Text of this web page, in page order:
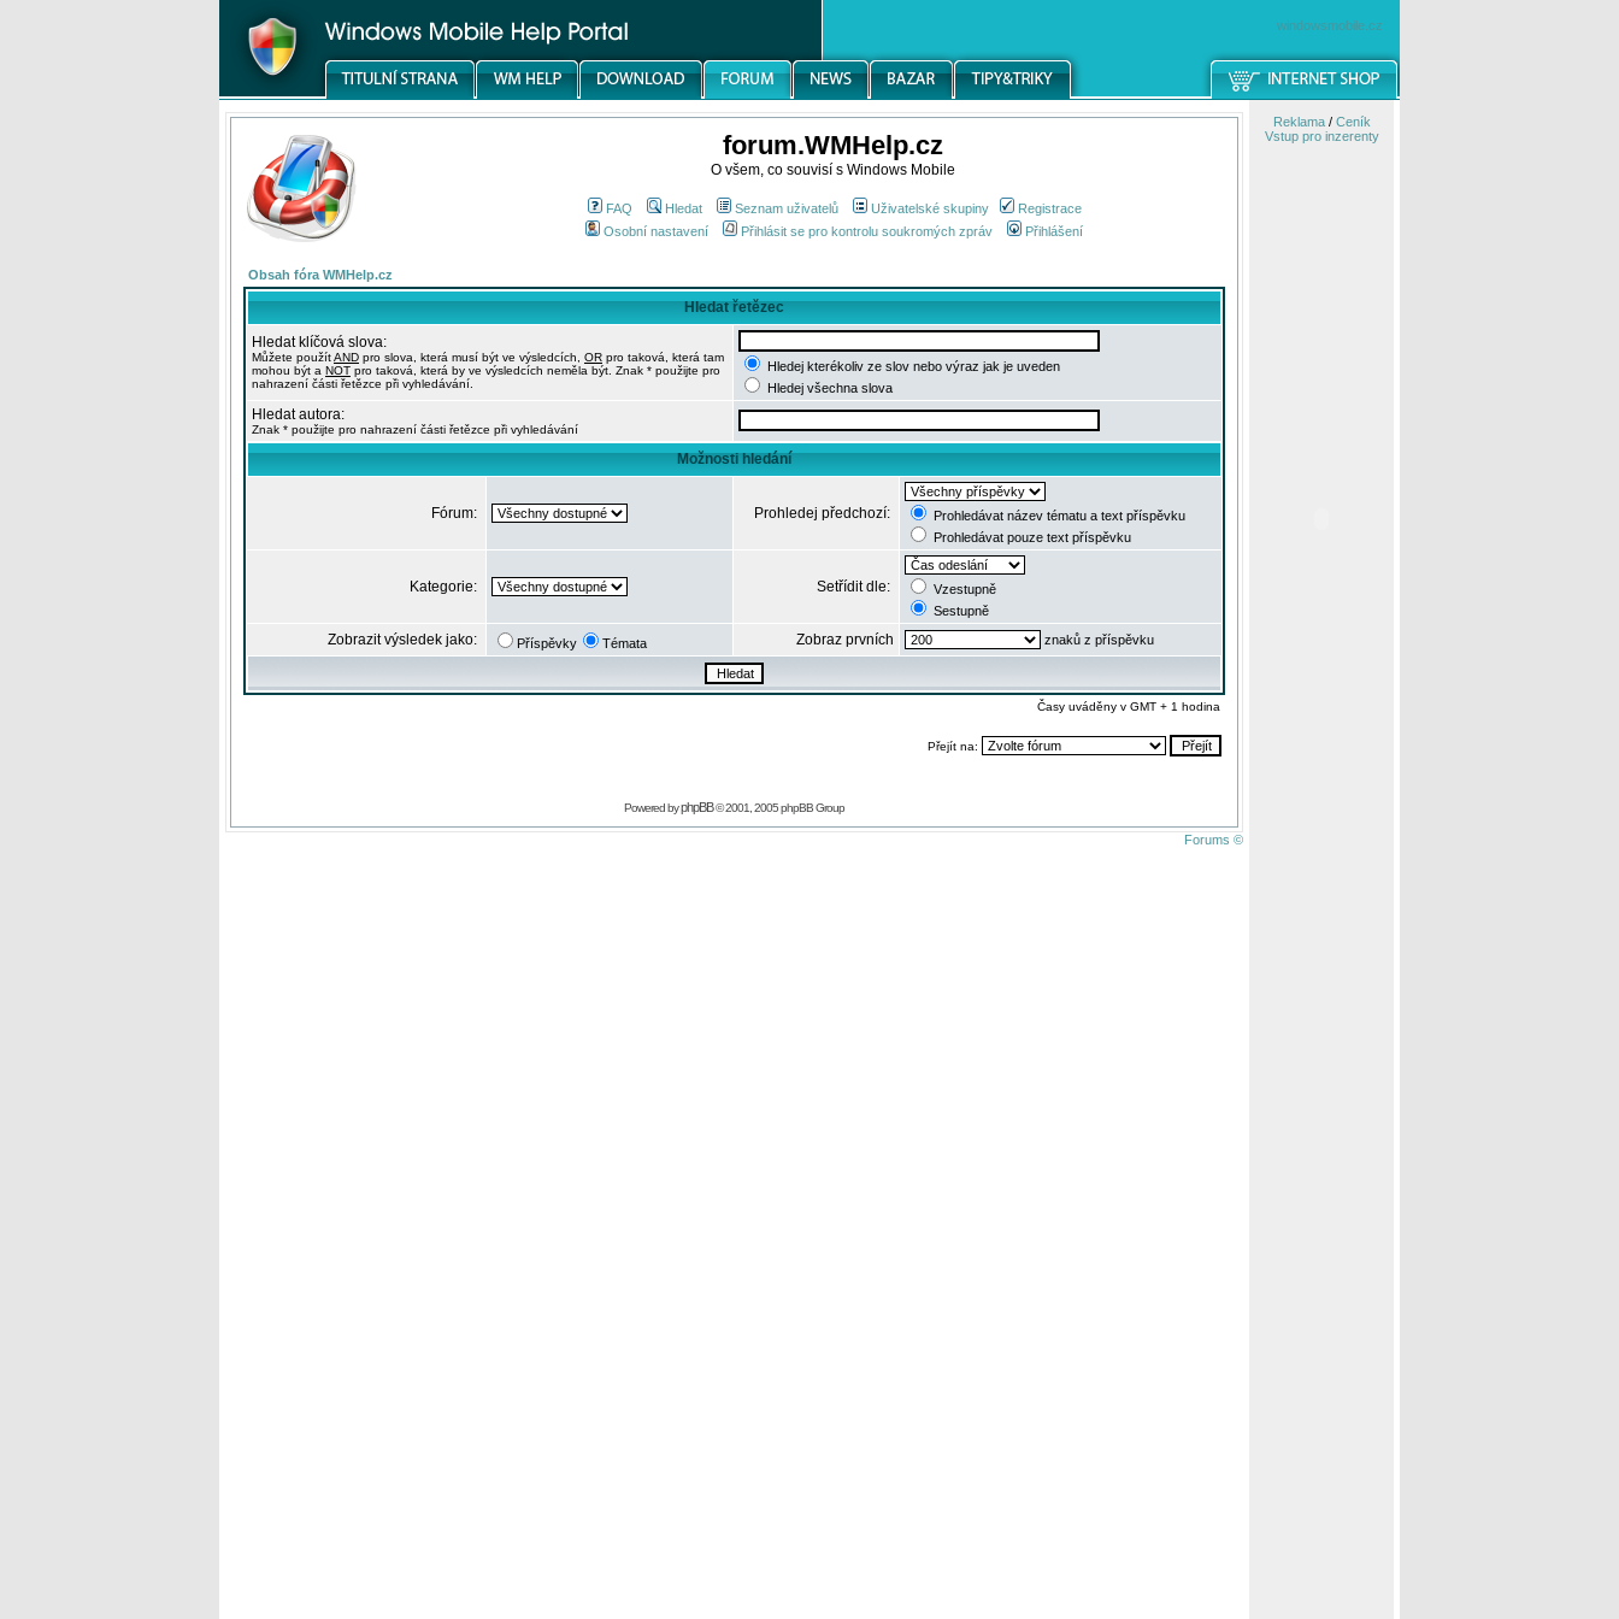
windowsmobile.cz
forum.WMHelp.cz
O všem, co souvisí s Windows Mobile
FAQ Hledat Seznam uživatelů Uživatelské skupiny
Registrace
Osobní nastavení
Přihlásit se pro kontrolu soukromých zpráv Přihlášení
Obsah fóra WMHelp.cz
Hledat řetězec
Hledat klíčová slova:
Můžete použítAND pro slova, která musí být ve výsledcích, OR pro taková, která tam
mohou být a NOT pro taková, která by ve výsledcích neměla být. Znak * použijte pro
nahrazení části řetězce při vyhledávání.
Hledej kterékoliv ze slov nebo výraz jak je uveden
Hledej všechna slova
Hledat autora:
Znak * použijte pro nahrazení části řetězce při vyhledávání
Možnosti hledání
Fórum: Prohledej předchozí:
Prohledávat název tématu a text příspěvku
Prohledávat pouze text příspěvku
Kategorie: Setřídit dle:
Vzestupně
Sestupně
Zobrazit výsledek jako: Příspěvky Témata Zobraz prvních znaků z příspěvku
Časy uváděny v GMT + 1 hodina
Přejít na:
Powered byphpBB© 2001, 2005 phpBB Group
Forums ©
Reklama/ Ceník
Vstup pro inzerenty